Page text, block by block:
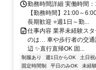
勤務時間詳細 実働時間
【勤務時間】21:00～
長期歓迎 ⭐週1日～勤...
仕事内容 業界未経験ス
のは… 車や歩行者の交
辺 ✨直行直帰OK 固...
制服あり 週1日からOK 土日
固定時間制
平日のみOK 未経